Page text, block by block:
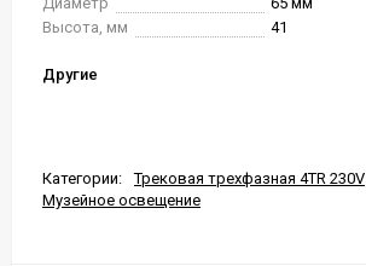
Высота, мм
41
Другие
Категории:
Трековая трехфазная 4TR 230V
Музейное освещение